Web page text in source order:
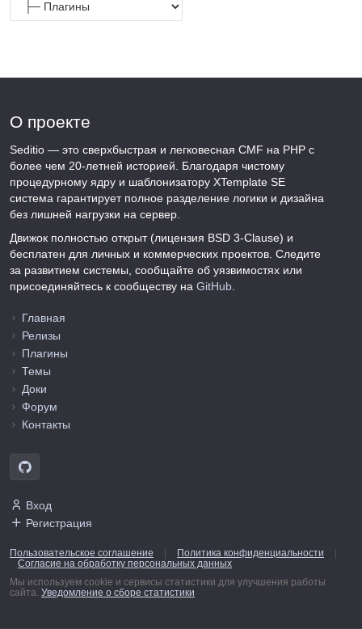
О проекте
Seditio — это сверхбыстрая и легковесная CMF на PHP с
более чем 20-летней историей. Благодаря чистому
процедурному ядру и шаблонизатору XTemplate SE
система гарантирует полное разделение логики и дизайна
без лишней нагрузки на сервер.
Движок полностью открыт (лицензия BSD 3-Clause) и
бесплатен для личных и коммерческих проектов. Следите
за развитием системы, сообщайте об уязвимостях или
присоединяйтесь к сообществу на GitHub
Главная
Релизы
Плагины
Темы
Доки
Форум
Контакты
Вход
Регистрация
Пользовательское соглашение Политика конфиденциальности
Согласие на обработку персональных данных
Мы используем cookie и сервисы статистики для улучшения работы
сайта. Уведомление о сборе статистики